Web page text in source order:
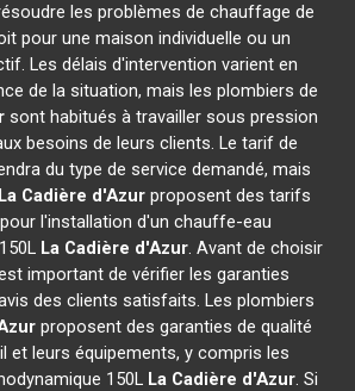
les problèmes de chauffage de
pour une maison individuelle ou un
Les délais d'intervention varient en
de la situation, mais les plombiers de
sont habitués à travailler sous pression
besoins de leurs clients. Le tarif de
du type de service demandé, mais
La Cadière d'Azur proposent des tarifs
l'installation d'un chauffe-eau
La Cadière d'Azur. Avant de choisir
important de vérifier les garanties
des clients satisfaits. Les plombiers
proposent des garanties de qualité
et leurs équipements, y compris les
150L La Cadière d'Azur. Si